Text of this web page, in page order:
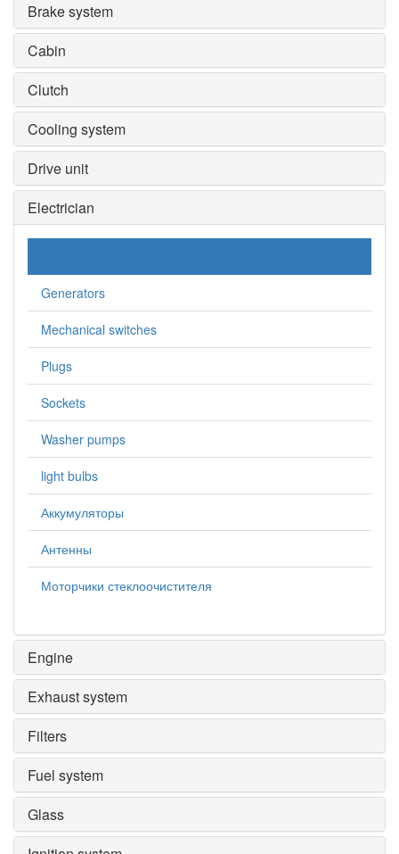
Brake system
Cabin
Clutch
Cooling system
Drive unit
Electrician
Generators
Mechanical switches
Plugs
Sockets
Washer pumps
light bulbs
Аккумуляторы
Антенны
Моторчики стеклоочистителя
Engine
Exhaust system
Filters
Fuel system
Glass